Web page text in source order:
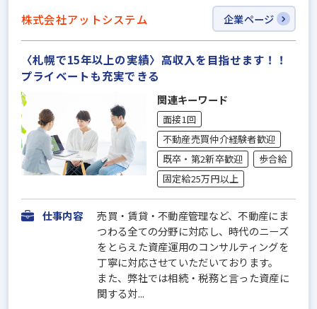
株式会社アットシステム 企業ページ
〈札幌で15年以上の実績〉高収入を目指せます！！
プライベートも充実できる
関連キーワード
面接1回
不動産売買仲介経験者歓迎
既卒・第2新卒歓迎
歩合給
固定給25万円以上
仕事内容
売買・賃貸・不動産管理など、不動産にま
つわる全ての分野に対応し、時代のニーズ
をとらえた資産運用のコンサルティングを
丁寧に対応させていただいております。
また、弊社では相続・税務と言った資産に
関する対...